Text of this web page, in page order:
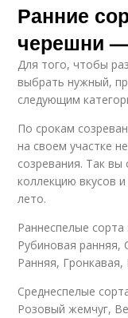
Ранние
черешни
Для того, чтобы
выбрать нужный,
следующим
По срокам
на своем участке
созревания. Так
коллекцию вкусов
лето.
Раннеспелые
Рубиновая ранняя,
Ранняя, Гронкавая,
Среднеспелые
Розовый жемчуг,